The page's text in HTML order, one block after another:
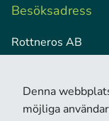
Besöksadress
Rottneros AB
Vallviks Bruk
Denna
möjliga